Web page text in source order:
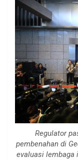
Regulator
pembenahan di
evaluasi lembaga